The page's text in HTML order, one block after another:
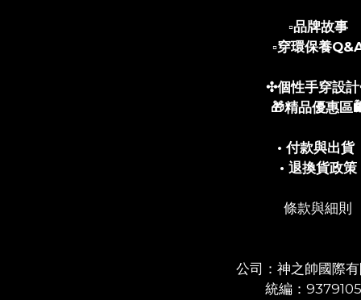
▫️品牌故事
▫️穿環保養
✣個性手穿設
🎁精品優惠區
• 付款與出貨
• 退換貨政策
條款與細則
公司：神之帥國際
統編：